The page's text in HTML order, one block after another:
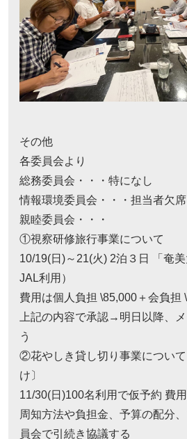
その他
各委員会より
総務委員会・・・特になし
情報環境委員会・・・担当者欠
親睦委員会・・・
①視察研修旅行事業について
10/19(日)～21(火) 2泊３日 「奄
JAL利用）
費用は個人負担 \85,000＋会負担
上記の内容で承認→明日以降、
う
②花やしき貸し切り事業につい
け〕
11/30(日)100名利用で仮予約 費
周知方法や負担金、予算の配分
員会で引続き協議する